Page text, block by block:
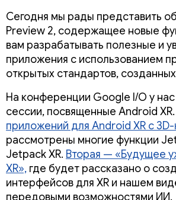
Сегодня мы рады представить
Preview 2, содержащее новые
вам разрабатывать полезные и
приложения с использованием
открытых стандартов, созданных
На конференции Google I/O у
сессии, посвященные Android
приложений для Android XR с
рассмотрены многие функции
Jetpack XR. Вторая — «Будущее
XR», где будет рассказано о
интерфейсов для XR и нашем
передовыми возможностями ИИ.